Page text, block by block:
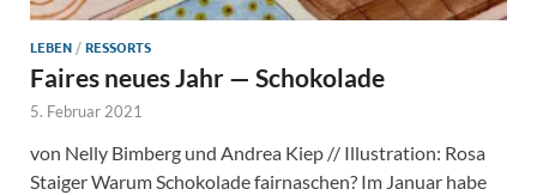
LEBEN/RESSORTS
Faires neues Jahr — Schokolade
5. Februar 2021
von Nelly Bimberg und Andrea Kiep // Illustration: Rosa
Staiger Warum Schokolade fairnaschen? Im Januar habe